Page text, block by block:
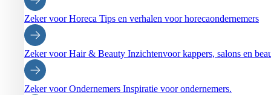
Zeker voor Horeca Tips en verhalen voor horecaondernemers
Zeker voor Hair & Beauty Inzichtenvoor kappers, salons en
Zeker voor Ondernemers Inspiratie voor ondernemers.